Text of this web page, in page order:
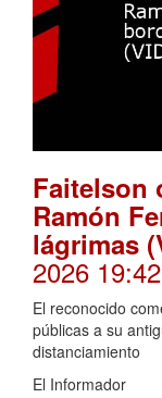
Faitelson
Ramón
lágrimas
2026 19:42
El reconocido
públicas a su
distanciamiento
El Informador